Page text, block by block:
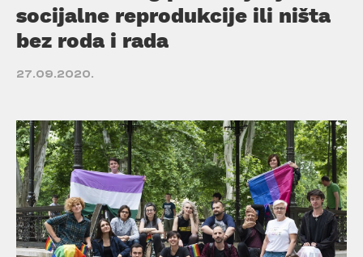
socijalne reprodukcije ili ništa
bez roda i rada
27.09.2020.